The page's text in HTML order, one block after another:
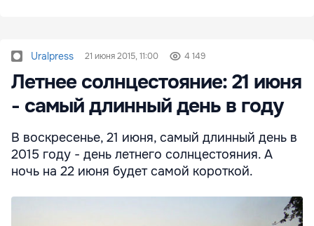
Uralpress 21 июня 2015, 11:00 4 149
Летнее солнцестояние: 21 июня
- самый длинный день в году
В воскресенье, 21 июня, самый длинный день в
2015 году - день летнего солнцестояния. А
ночь на 22 июня будет самой короткой.